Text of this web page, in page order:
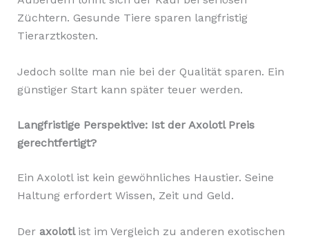
Züchtern. Gesunde Tiere sparen langfristig
Tierarztkosten.
Jedoch sollte man nie bei der Qualität sparen. Ein
günstiger Start kann später teuer werden.
Langfristige Perspektive: Ist der Axolotl Preis
gerechtfertigt?
Ein Axolotl ist kein gewöhnliches Haustier. Seine
Haltung erfordert Wissen, Zeit und Geld.
Der axolotl ist im Vergleich zu anderen exotischen